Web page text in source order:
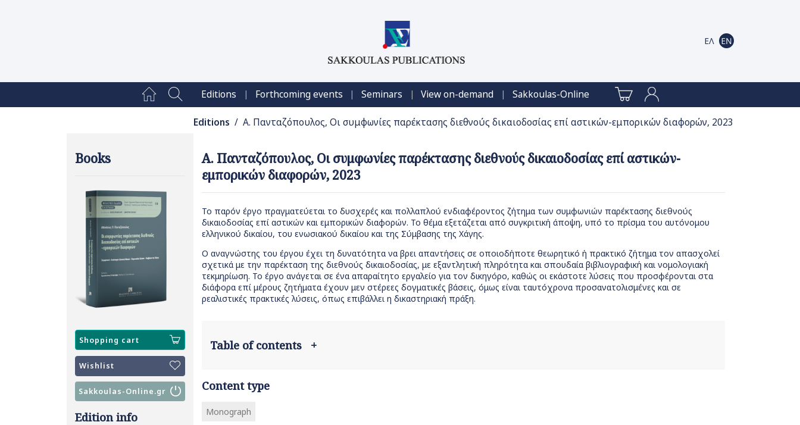
Editions | Forthcoming events | Seminars | View on-demand | Sakkoulas-Online
Editions / Α. Πανταζόπουλος, Οι συμφωνίες παρέκτασης διεθνούς δικαιοδοσίας επί αστικών-εμπορικών διαφορών, 2023
Books
Shopping cart
Wishlist
Sakkoulas-Online.gr
Edition info
Α. Πανταζόπουλος, Οι συμφωνίες παρέκτασης διεθνούς δικαιοδοσίας επί αστικών-
εμπορικών διαφορών, 2023
Το παρόν έργο πραγματεύεται το δυσχερές και πολλαπλού ενδιαφέροντος ζήτημα των συμφωνιών παρέκτασης διεθνούς
δικαιοδοσίας επί αστικών και εμπορικών διαφορών. Το θέμα εξετάζεται από συγκριτική άποψη, υπό το πρίσμα του αυτόνομου
ελληνικού δικαίου, του ενωσιακού δικαίου και της Σύμβασης της Χάγης.
Ο αναγνώστης του έργου έχει τη δυνατότητα να βρει απαντήσεις σε οποιοδήποτε θεωρητικό ή πρακτικό ζήτημα τον απασχολεί
σχετικά με την παρέκταση της διεθνούς δικαιοδοσίας, με εξαντλητική πληρότητα και σπουδαία βιβλιογραφική και νομολογιακή
τεκμηρίωση. Το έργο ανάγεται σε ένα απαραίτητο εργαλείο για τον δικηγόρο, καθώς οι εκάστοτε λύσεις που προσφέρονται στα
διάφορα επί μέρους ζητήματα έχουν μεν στέρεες δογματικές βάσεις, όμως είναι ταυτόχρονα προσανατολισμένες και σε
ρεαλιστικές πρακτικές λύσεις, όπως επιβάλλει η δικαστηριακή πράξη.
Table of contents +
Content type
Monograph